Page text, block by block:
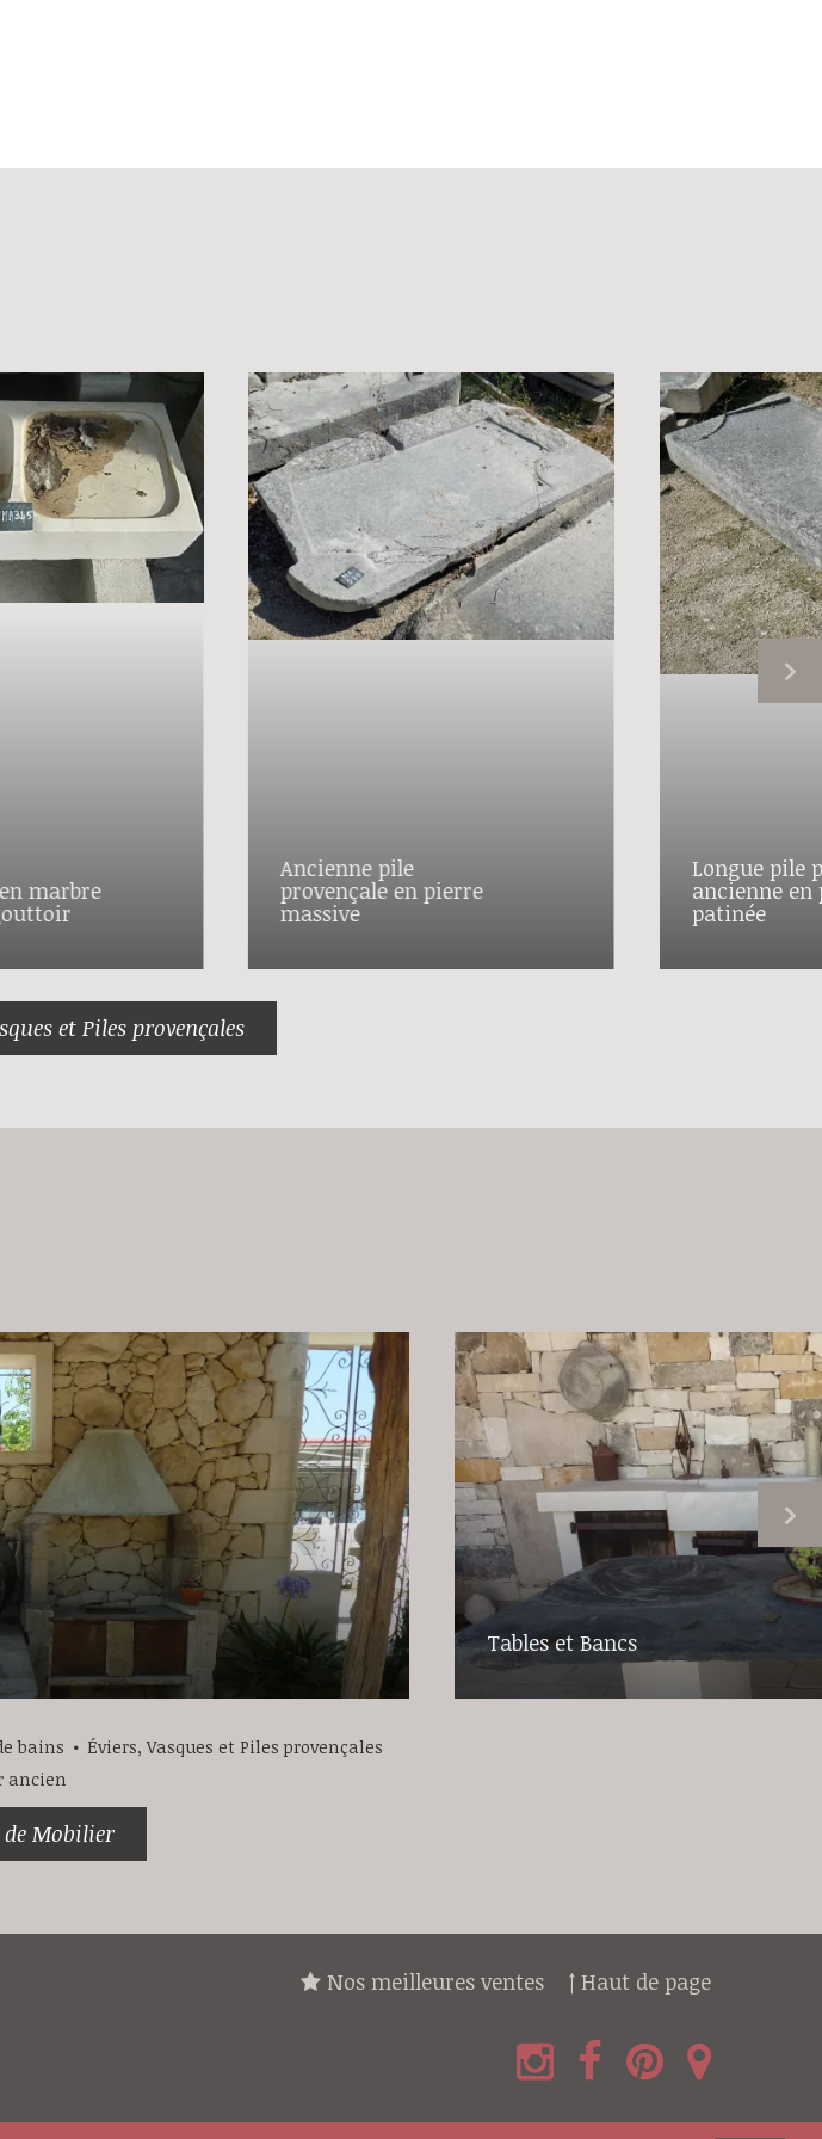
marbre
Ancienne pile
provençale en pierre
massive
Longue pile
ancienne en
patinée
et Piles provençales
Tables et Bancs
bains
Éviers, Vasques et Piles provençales
ancien
de Mobilier
↑ Haut de page
Nos meilleures ventes